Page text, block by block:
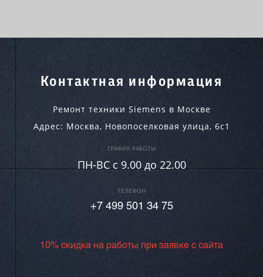
Контактная информация
Ремонт техники Siemens в Москве
Адрес: Москва, Новопоселковая улица, 6с1
ГРАФИК РАБОТЫ
ПН-ВC c 9.00 до 22.00
ТЕЛЕФОН
+7 499 501 34 75
10% скидка на работы при заявке с сайта